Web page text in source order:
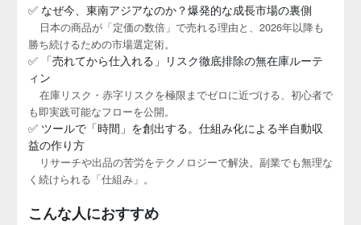
✅ なぜ今、東南アジアなのか？爆発的な成長市場の裏側
日本の商品が「定価の数倍」で売れる理由と、2026年以降も
勝ち続けるための市場選定術。
✅ 「売れてから仕入れる」リスク徹底排除の無在庫ルーテ
ィン
在庫リスク・赤字リスクを極限までゼロに近づける、初心者で
も即実践可能なフローを公開。
✅ ツールで「時間」を創出する。仕組み化による半自動収
益の作り方
リサーチや出品の苦労をテクノロジーで解決。副業でも無理な
く続けられる「仕組み」。
こんな人におすすめ